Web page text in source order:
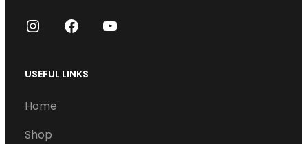
a
g
c
USEFUL LINKS
Home
Shop